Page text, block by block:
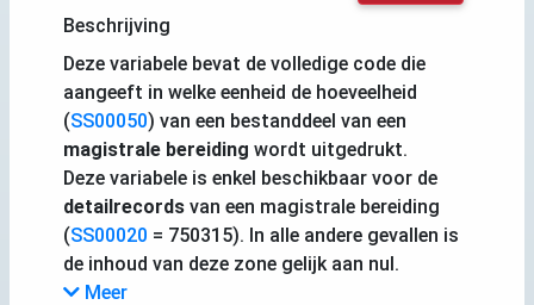
Beschrijving
Deze variabele bevat de volledige code die
aangeeft in welke eenheid de hoeveelheid
(SS00050) van een bestanddeel van een
magistrale bereiding wordt uitgedrukt.
Deze variabele is enkel beschikbaar voor de
detailrecords van een magistrale bereiding
(SS00020 = 750315). In alle andere gevallen is
de inhoud van deze zone gelijk aan nul.
Meer